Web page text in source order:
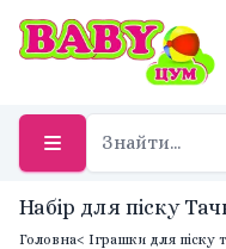
Набір для піску
Головна< Іграшки для піску